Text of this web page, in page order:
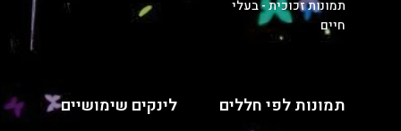
תמונות זכוכית - בעלי
חיים
תמונות לפי חללים לינקים שימושיים